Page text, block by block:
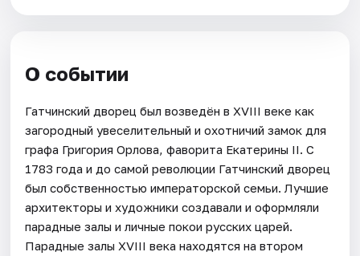
О событии
Гатчинский дворец был возведён в XVIII веке как
загородный увеселительный и охотничий замок для
графа Григория Орлова, фаворита Екатерины II. С
1783 года и до самой революции Гатчинский дворец
был собственностью императорской семьи. Лучшие
архитекторы и художники создавали и оформляли
парадные залы и личные покои русских царей.
Парадные залы XVIII века находятся на втором